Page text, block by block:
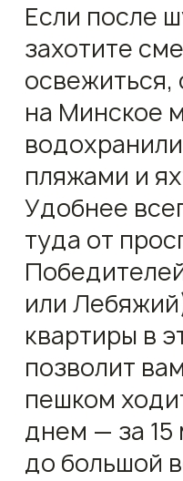
Если после
захотите
освежиться,
на Минское
пляжами и
Удобнее
туда от
или
квартиры в
позволит
пешком
днем — за 15
до большой